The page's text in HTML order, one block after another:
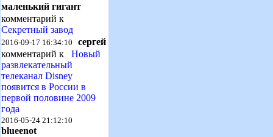
маленький гигант
комментарий к
Секретный завод
2016-09-17 16:34:10 сергей
комментарий к Новый
развлекательный
телеканал Disney
появится в России в
первой половине 2009
года
2016-05-24 21:12:10
blueenot